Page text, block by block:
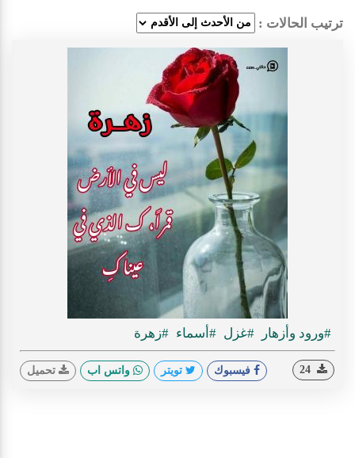
ترتيب الحالات :
#ورود وأزهار #غزل #أسماء #زهرة
فيسبوك تويتر واتس اب تحميل